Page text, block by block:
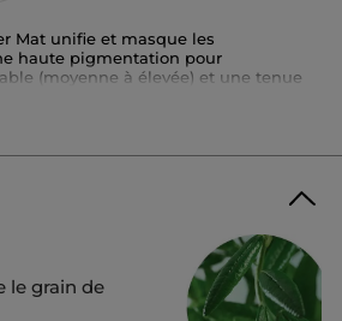
Mat unifie et masque les
haute pigmentation pour
(moyenne à élevée) et une tenue
à la poudre de thé Boréal et
jour, les zones de brillances sont
la texture crémeuse et fluide fusionne
de base soin.
occlusif.
de Thé Boréal 100%
le grain de